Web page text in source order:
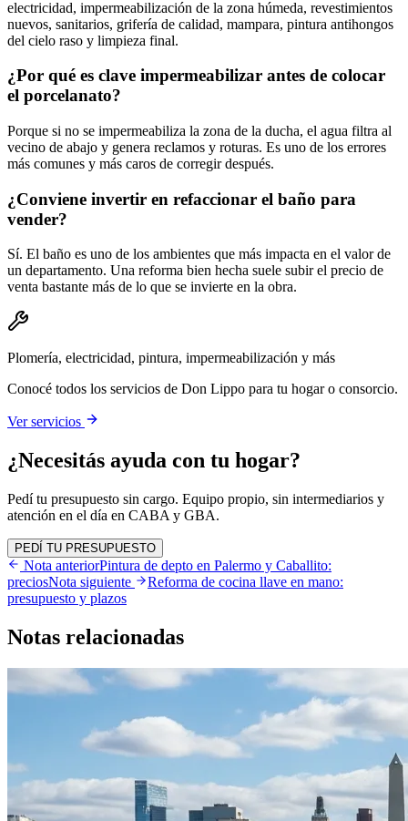
electricidad, impermeabilización de la zona húmeda, revestimientos
nuevos, sanitarios, grifería de calidad, mampara, pintura antihongos
del cielo raso y limpieza final.
¿Por qué es clave impermeabilizar antes de colocar
el porcelanato?
Porque si no se impermeabiliza la zona de la ducha, el agua filtra al
vecino de abajo y genera reclamos y roturas. Es uno de los errores
más comunes y más caros de corregir después.
¿Conviene invertir en refaccionar el baño para
vender?
Sí. El baño es uno de los ambientes que más impacta en el valor de
un departamento. Una reforma bien hecha suele subir el precio de
venta bastante más de lo que se invierte en la obra.
Plomería, electricidad, pintura, impermeabilización y más
Conocé todos los servicios de Don Lippo para tu hogar o consorcio.
Ver servicios
¿Necesitás ayuda con tu hogar?
Pedí tu presupuesto sin cargo. Equipo propio, sin intermediarios y
atención en el día en CABA y GBA.
PEDÍ TU PRESUPUESTO
Nota anteriorPintura de depto en Palermo y Caballito:
preciosNota siguiente
Reforma de cocina llave en mano:
presupuesto y plazos
Notas relacionadas